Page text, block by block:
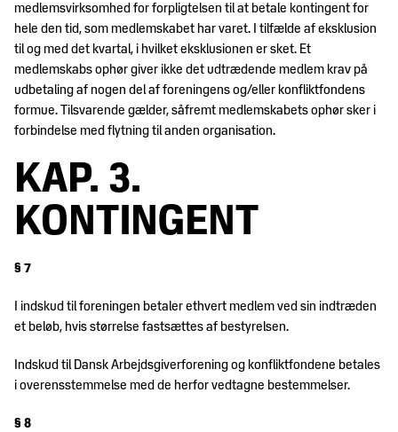
medlemsvirksomhed for forpligtelsen til at betale kontingent for
hele den tid, som medlemskabet har varet. I tilfælde af eksklusion
til og med det kvartal, i hvilket eksklusionen er sket. Et
medlemskabs ophør giver ikke det udtrædende medlem krav på
udbetaling af nogen del af foreningens og/eller konfliktfondens
formue. Tilsvarende gælder, såfremt medlemskabets ophør sker i
forbindelse med flytning til anden organisation.
KAP. 3.
KONTINGENT
§ 7
I indskud til foreningen betaler ethvert medlem ved sin indtræden
et beløb, hvis størrelse fastsættes af bestyrelsen.
Indskud til Dansk Arbejdsgiverforening og konfliktfondene betales
i overensstemmelse med de herfor vedtagne bestemmelser.
§ 8